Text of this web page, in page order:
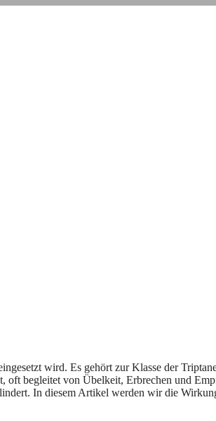
wird. Es gehört zur Klasse der
oft begleitet von Übelkeit, Erbrechen und
In diesem Artikel werden wir die